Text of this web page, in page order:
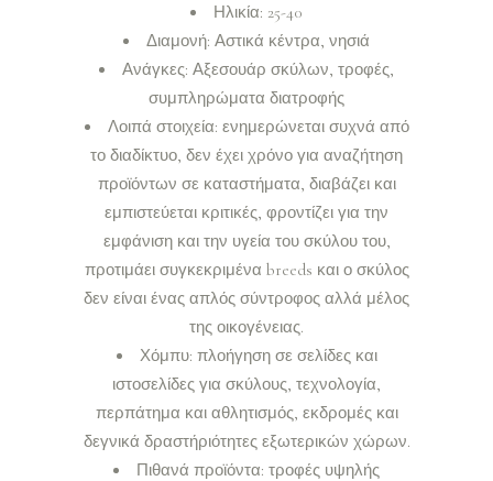
Ηλικία: 25-40
Διαμονή: Αστικά κέντρα, νησιά
Ανάγκες: Αξεσουάρ σκύλων, τροφές,
συμπληρώματα διατροφής
Λοιπά στοιχεία: ενημερώνεται συχνά από
το διαδίκτυο, δεν έχει χρόνο για αναζήτηση
προϊόντων σε καταστήματα, διαβάζει και
εμπιστεύεται κριτικές, φροντίζει για την
εμφάνιση και την υγεία του σκύλου του,
προτιμάει συγκεκριμένα breeds και ο σκύλος
δεν είναι ένας απλός σύντροφος αλλά μέλος
της οικογένειας.
Χόμπυ: πλοήγηση σε σελίδες και
ιστοσελίδες για σκύλους, τεχνολογία,
περπάτημα και αθλητισμός, εκδρομές και
δεγνικά δραστήριότητες εξωτερικών χώρων.
Πιθανά προϊόντα: τροφές υψηλής